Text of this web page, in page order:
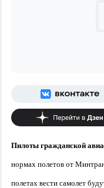
Пилоты гражданской
нормах полетов от
полетах вести самолет